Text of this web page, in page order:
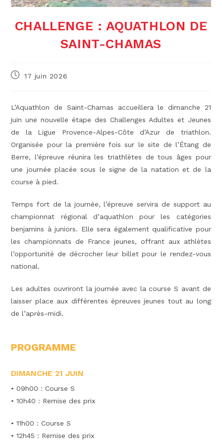
CHALLENGE : AQUATHLON DE
SAINT-CHAMAS
Publication
17 juin 2026
L’Aquathlon de Saint-Chamas accueillera le dimanche 21
juin une nouvelle étape des Challenges Adultes et Jeunes
de la Ligue Provence-Alpes-Côte d’Azur de triathlon.
Organisée pour la première fois sur le site de l’Étang de
Berre, l’épreuve réunira les triathlètes de tous âges pour
une journée placée sous le signe de la natation et de la
course à pied.
Temps fort de la journée, l’épreuve servira de support au
championnat régional d’aquathlon pour les catégories
benjamins à juniors. Elle sera également qualificative pour
les championnats de France jeunes, offrant aux athlètes
l’opportunité de décrocher leur billet pour le rendez-vous
national.
Les adultes ouvriront la journée avec la course S avant de
laisser place aux différentes épreuves jeunes tout au long
de l’après-midi.
PROGRAMME
DIMANCHE 21 JUIN
• 09h00 : Course S
• 10h40 : Remise des prix
• 11h00 : Course S
• 12h45 : Remise des prix